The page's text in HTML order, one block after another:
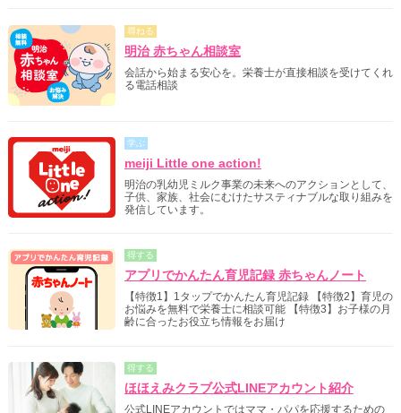
尋ねる
明治 赤ちゃん相談室
会話から始まる安心を。栄養士が直接相談を受けてくれ
る電話相談
学ぶ
meiji Little one action!
明治の乳幼児ミルク事業の未来へのアクションとして、
子供、家族、社会にむけたサスティナブルな取り組みを
発信しています。
得する
アプリでかんたん育児記録 赤ちゃんノート
【特徴1】1タップでかんたん育児記録 【特徴2】育児の
お悩みを無料で栄養士に相談可能 【特徴3】お子様の月
齢に合ったお役立ち情報をお届け
得する
ほほえみクラブ公式LINEアカウント紹介
公式LINEアカウントではママ・パパを応援するための